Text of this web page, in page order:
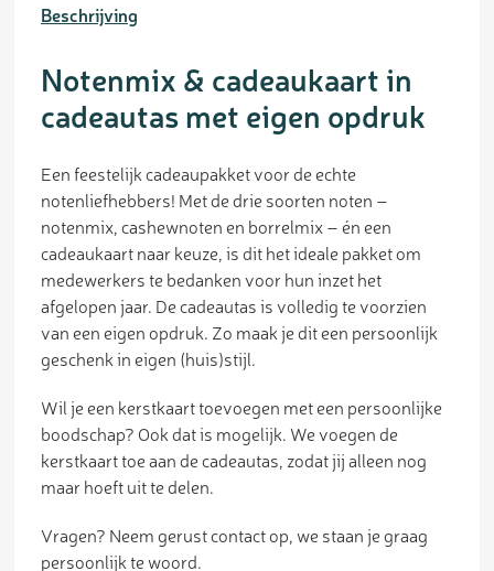
Beschrijving
Notenmix & cadeaukaart in
cadeautas met eigen opdruk
Een feestelijk cadeaupakket voor de echte
notenliefhebbers! Met de drie soorten noten –
notenmix, cashewnoten en borrelmix – én een
cadeaukaart naar keuze, is dit het ideale pakket om
medewerkers te bedanken voor hun inzet het
afgelopen jaar. De cadeautas is volledig te voorzien
van een eigen opdruk. Zo maak je dit een persoonlijk
geschenk in eigen (huis)stijl.
Wil je een kerstkaart toevoegen met een persoonlijke
boodschap? Ook dat is mogelijk. We voegen de
kerstkaart toe aan de cadeautas, zodat jij alleen nog
maar hoeft uit te delen.
Vragen? Neem gerust contact op, we staan je graag
persoonlijk te woord.